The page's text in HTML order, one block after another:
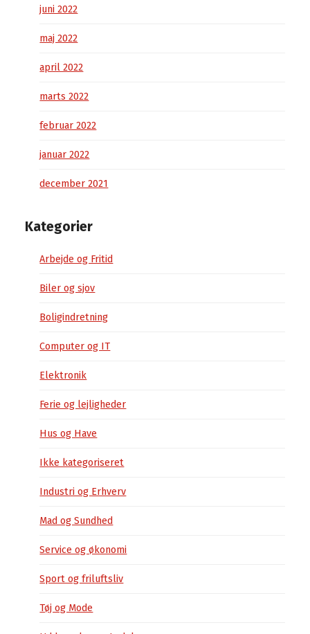
juni 2022
maj 2022
april 2022
marts 2022
februar 2022
januar 2022
december 2021
Kategorier
Arbejde og Fritid
Biler og sjov
Boligindretning
Computer og IT
Elektronik
Ferie og lejligheder
Hus og Have
Ikke kategoriseret
Industri og Erhverv
Mad og Sundhed
Service og økonomi
Sport og friluftsliv
Tøj og Mode